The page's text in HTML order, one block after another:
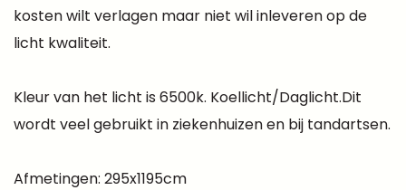
kosten wilt verlagen maar niet wil inleveren op de
licht kwaliteit.
Kleur van het licht is 6500k. Koellicht/Daglicht.Dit
wordt veel gebruikt in ziekenhuizen en bij tandartsen.
Afmetingen: 295x1195cm